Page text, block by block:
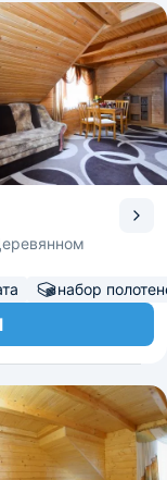
набор